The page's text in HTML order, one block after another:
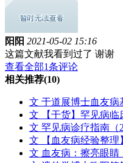
阳阳 2021-05-02 15:16
这篇文献我看到过了 谢谢
查看全部1条评论
相关推荐(10)
文 于道展博士血友病
文 【干货】罕见病
文 罕见病诊疗指南
文 【血友病经验整理
文 血友病：擦亮眼